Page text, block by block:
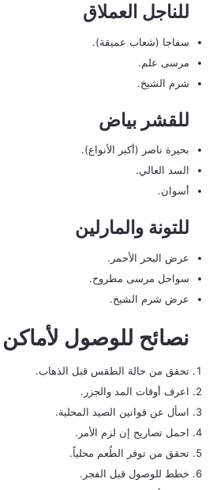
للناجل العملاق
سفاجا (شعاب عميقة).
مرسى علم.
شرم الشيخ.
للقشر بياض
بحيرة ناصر (أكبر الأنواع).
السد العالي.
أسوان.
للتونة والمارلين
عرض البحر الأحمر.
سواحل مرسى مطروح.
عرض شرم الشيخ.
نصائح للوصول
تحقق من حالة الطقس قبل الذهاب.
اعرف أوقات المد والجزر.
اسأل عن قوانين الصيد المحلية.
احمل تصاريح إن لزم الأمر.
تحقق من توفر الطُعم محلياً.
خطط للوصول قبل الفجر.